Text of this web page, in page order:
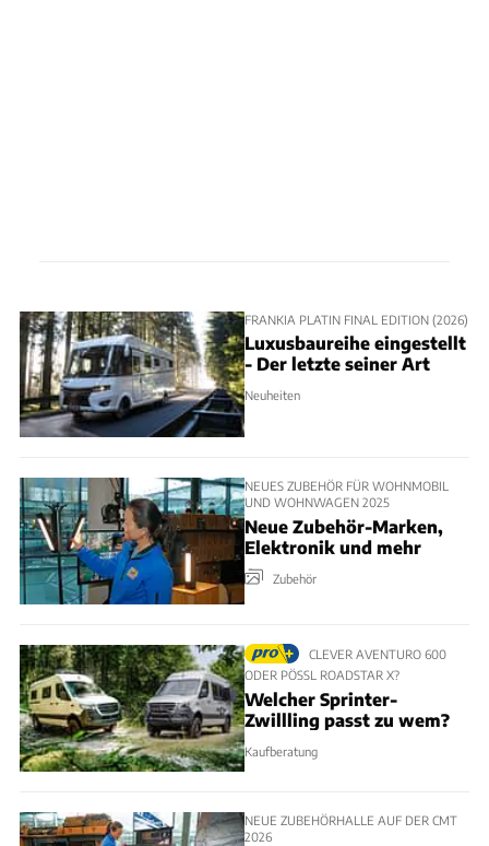
FRANKIA PLATIN FINAL EDITION (2026)
Luxusbaureihe eingestellt
- Der letzte seiner Art
Neuheiten
NEUES ZUBEHÖR FÜR WOHNMOBIL
UND WOHNWAGEN 2025
Neue Zubehör-Marken,
Elektronik und mehr
Zubehör
CLEVER AVENTURO 600
ODER PÖSSL ROADSTAR X?
Welcher Sprinter-
Zwillling passt zu wem?
Kaufberatung
NEUE ZUBEHÖRHALLE AUF DER CMT
2026